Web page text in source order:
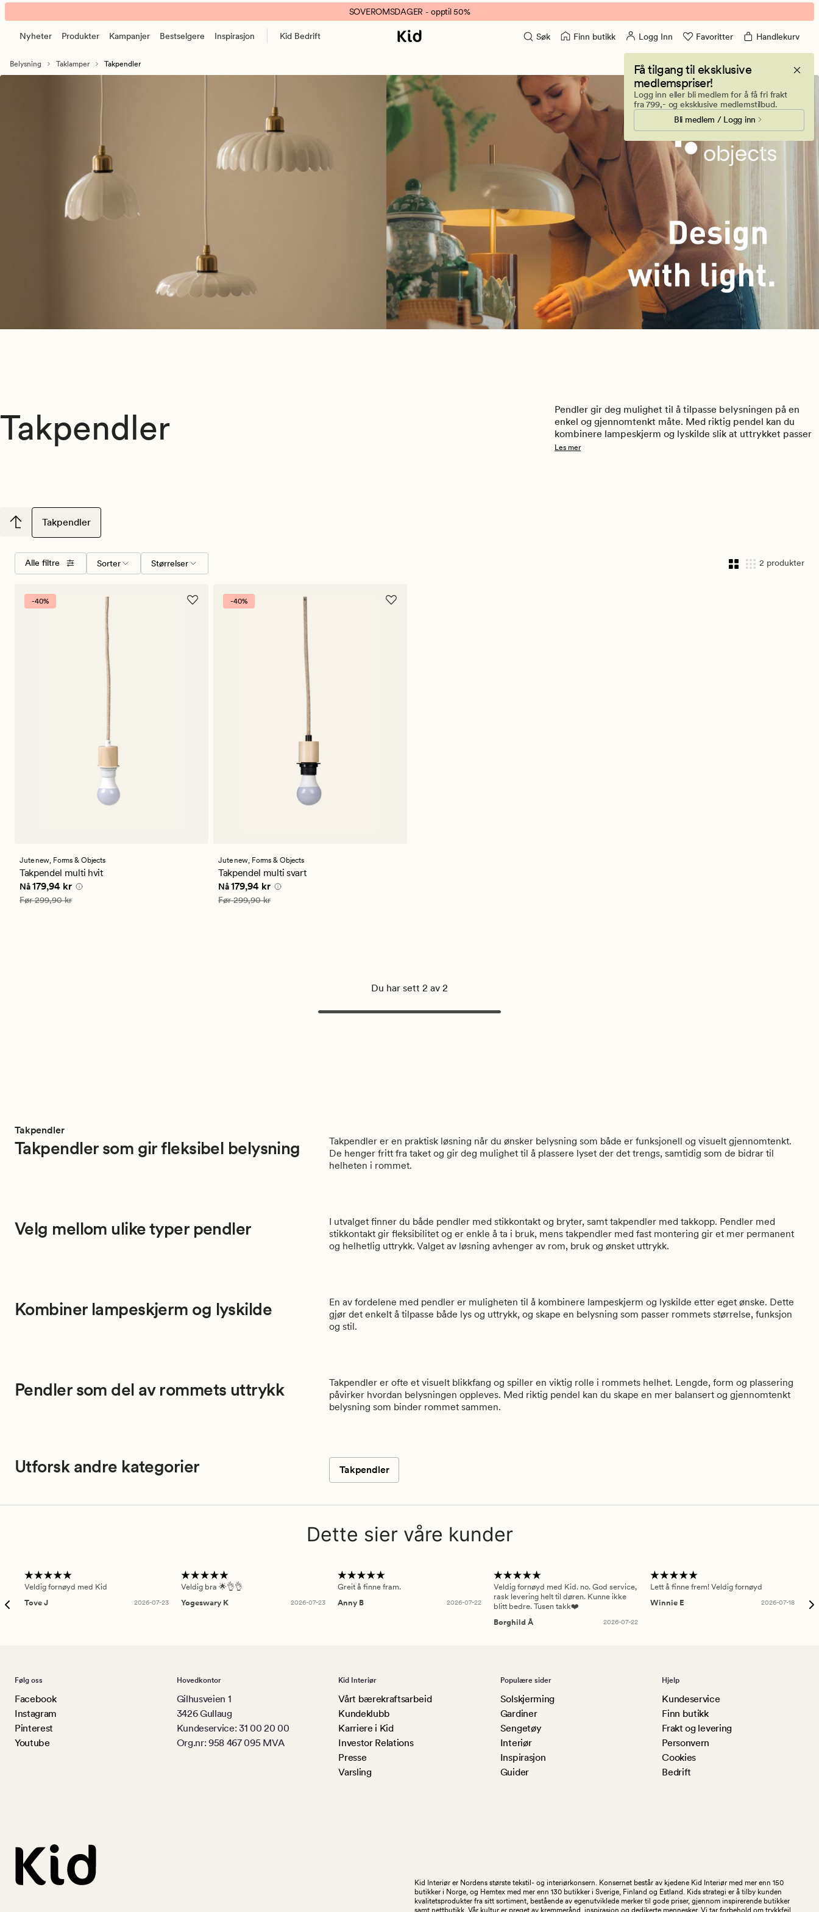
Takpendler
–
fleksibel
med
pendler
banner.
Klikk
for
SOVEROMSDAGER - opptil 50%
Nyheter Produkter Kampanjer Bestselgere Inspirasjon Kid Bedrift Søk Finn butikk Logg Inn Favoritter Handlekurv
Få tilgang til eksklusive
medlemspriser!
Logg inn eller bli medlem for å få fri frakt
fra 799,- og eksklusive medlemstilbud.
Bli medlem / Logg inn
Belysning Taklamper Takpendler
Takpendler
Pendler gir deg mulighet til å tilpasse belysningen på en
enkel og gjennomtenkt måte. Med riktig pendel kan du
kombinere lampeskjerm og lyskilde slik at uttrykket passer
både rom og behov. I vårt utvalg finner du både pendler
Les mer
Takpendler
Alle filtre
Velg
sorteringsrekkefølge
Sorter Størrelser
Størrelser 2 produkter
-40%
Jute new, Forms & Objects
Takpendel multi hvit
Nåværende pris
Nå179,94 kr
Vanlig pris 299,90 kr
Før299,90 kr
-40%
Jute new, Forms & Objects
Takpendel multi svart
Nåværende pris
Nå179,94 kr
Vanlig pris 299,90 kr
Før299,90 kr
Du har sett 2 av 2
Takpendler
Takpendler som gir fleksibel belysning
Takpendler er en praktisk løsning når du ønsker belysning som både er funksjonell og visuelt gjennomtenkt.
De henger fritt fra taket og gir deg mulighet til å plassere lyset der det trengs, samtidig som de bidrar til
helheten i rommet.
Velg mellom ulike typer pendler
I utvalget finner du både pendler med stikkontakt og bryter, samt takpendler med takkopp. Pendler med
stikkontakt gir fleksibilitet og er enkle å ta i bruk, mens takpendler med fast montering gir et mer permanent
og helhetlig uttrykk. Valget av løsning avhenger av rom, bruk og ønsket uttrykk.
Kombiner lampeskjerm og lyskilde
En av fordelene med pendler er muligheten til å kombinere lampeskjerm og lyskilde etter eget ønske. Dette
gjør det enkelt å tilpasse både lys og uttrykk, og skape en belysning som passer rommets størrelse, funksjon
og stil.
Pendler som del av rommets uttrykk
Takpendler er ofte et visuelt blikkfang og spiller en viktig rolle i rommets helhet. Lengde, form og plassering
påvirker hvordan belysningen oppleves. Med riktig pendel kan du skape en mer balansert og gjennomtenkt
belysning som binder rommet sammen.
Utforsk andre kategorier Takpendler
Dette sier våre kunder
Veldig fornøyd med Kid
Tove J
2026-07-23
Veldig bra 🌟👌👌
Yogeswary K
2026-07-23
Greit å finne fram.
Anny B
2026-07-22
Veldig fornøyd med Kid. no. God service,
rask levering helt til døren. Kunne ikke
blitt bedre. Tusen takk❤️
Borghild Å
2026-07-22
Lett å finne frem! Veldig fornøyd
Winnie E
2026-07-18
Følg oss
Facebook
Instagram
Pinterest
Youtube
Hovedkontor
Gilhusveien 1
3426 Gullaug
Kundeservice: 31 00 20 00
Org.nr: 958 467 095 MVA
Kid Interiør
Vårt bærekraftsarbeid
Kundeklubb
Karriere i Kid
Investor Relations
Presse
Varsling
Populære sider
Solskjerming
Gardiner
Sengetøy
Interiør
Inspirasjon
Guider
Hjelp
Kundeservice
Finn butikk
Frakt og levering
Personvern
Cookies
Bedrift
Kid Interiør er Nordens største tekstil- og interiørkonsern. Konsernet består av kjedene Kid Interiør med mer enn 150
butikker i Norge, og Hemtex med mer enn 130 butikker i Sverige, Finland og Estland. Kids strategi er å tilby kunden
kvalitetsprodukter fra sitt sortiment, bestående av egenutviklede merker til gode priser, gjennom inspirerende butikker
samt nettbutikk. Vår kultur er preget av kremmerånd, inspirasjon og dedikerte mennesker. Vi tar forbehold om trykkfeil,